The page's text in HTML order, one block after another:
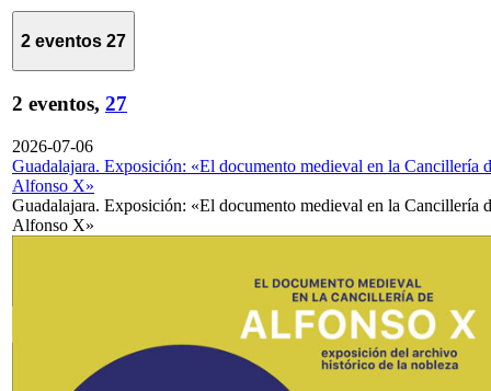
2 eventos 27
2 eventos, 27
2026-07-06
Guadalajara. Exposición: «El documento medieval en la Cancillería
Alfonso X»
Guadalajara. Exposición: «El documento medieval en la Cancillería
Alfonso X»